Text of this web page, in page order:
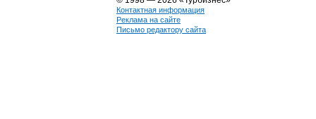
Контактная информация
Реклама на сайте
Письмо редактору сайта